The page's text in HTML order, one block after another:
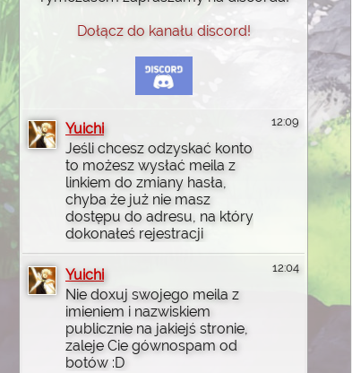
Dołącz do kanału discord!
12:09
Yuichi
Jeśli chcesz odzyskać konto
to możesz wysłać meila z
linkiem do zmiany hasła,
chyba że już nie masz
dostępu do adresu, na który
dokonałeś rejestracji
12:04
Yuichi
Nie doxuj swojego meila z
imieniem i nazwiskiem
publicznie na jakiejś stronie,
zaleje Cie gównospam od
botów :D